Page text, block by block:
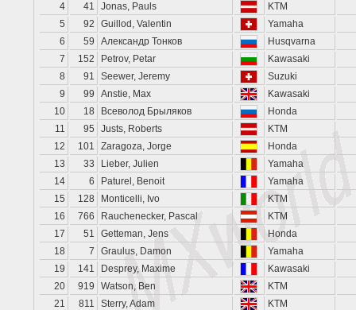
4
41 Jonas, Pauls
KTM
5
92 Guillod, Valentin
Yamaha
6
59 Александр Тонков
Husqvarna
7
152 Petrov, Petar
Kawasaki
8
91 Seewer, Jeremy
Suzuki
9
99 Anstie, Max
Kawasaki
10
18 Всеволод Брыляков
Honda
11
95 Justs, Roberts
KTM
12
101 Zaragoza, Jorge
Honda
13
33 Lieber, Julien
Yamaha
14
6 Paturel, Benoit
Yamaha
15
128 Monticelli, Ivo
KTM
16
766 Rauchenecker, Pascal
KTM
17
51 Getteman, Jens
Honda
18
7 Graulus, Damon
Yamaha
19
141 Desprey, Maxime
Kawasaki
20
919 Watson, Ben
KTM
21
811 Sterry, Adam
KTM